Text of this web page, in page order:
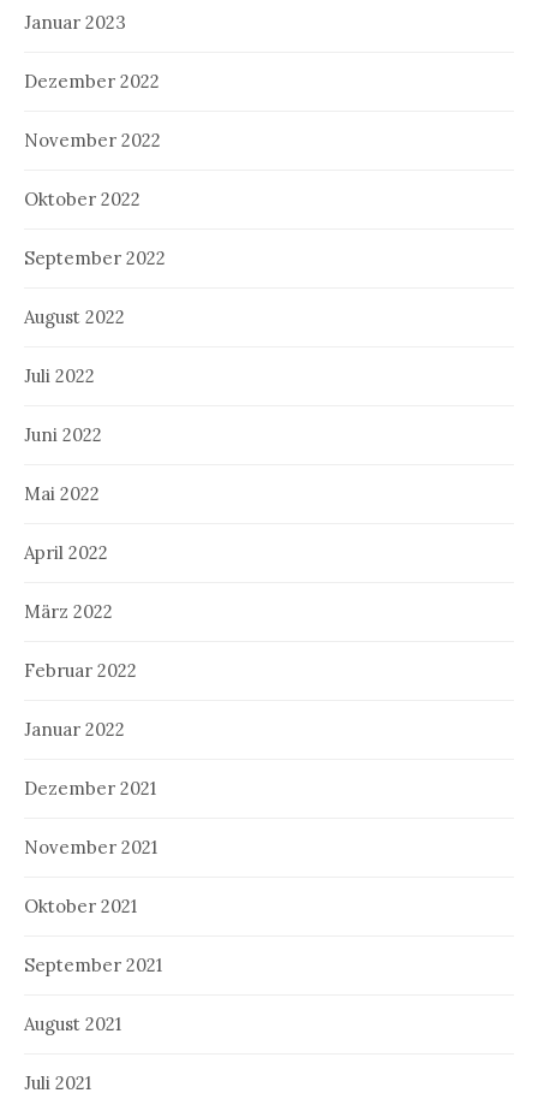
Januar 2023
Dezember 2022
November 2022
Oktober 2022
September 2022
August 2022
Juli 2022
Juni 2022
Mai 2022
April 2022
März 2022
Februar 2022
Januar 2022
Dezember 2021
November 2021
Oktober 2021
September 2021
August 2021
Juli 2021